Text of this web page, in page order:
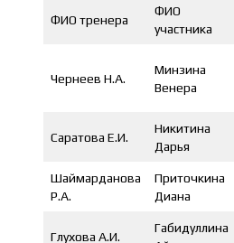
ФИО тренера
ФИО
участника
Чернеев Н.А.
Минзина
Венера
Саратова Е.И.
Никитина
Дарья
Шаймарданова
Р.А.
Приточкина
Диана
Глухова А.И.
Габидуллина